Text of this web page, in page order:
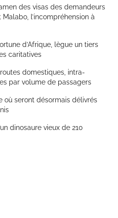
des visas des demandeurs
l’incompréhension à
d’Afrique, lègue un tiers
caritatives
domestiques, intra-
par volume de passagers
où seront désormais délivrés
dinosaure vieux de 210